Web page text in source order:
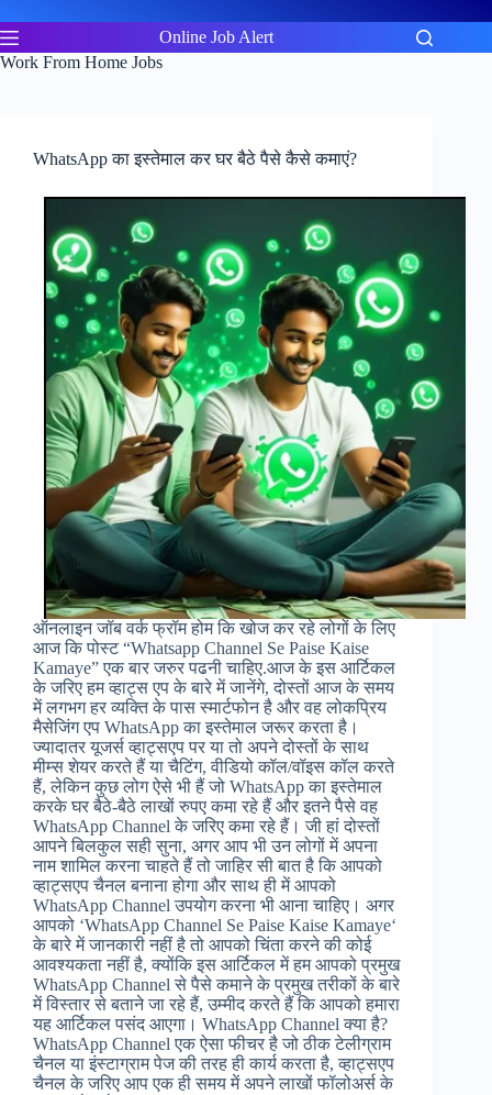
to
content
Online Job Alert
Work From Home Jobs
WhatsApp का इस्तेमाल कर घर बैठे पैसे कैसे कमाएं?
ऑनलाइन जॉब वर्क फ्रॉम होम कि खोज कर रहे लोगों के लिए
आज कि पोस्ट “Whatsapp Channel Se Paise Kaise
Kamaye” एक बार जरुर पढनी चाहिए.आज के इस आर्टिकल
के जरिए हम व्हाट्स एप के बारे में जानेंगे, दोस्तों आज के समय
में लगभग हर व्यक्ति के पास स्मार्टफोन है और वह लोकप्रिय
मैसेजिंग एप WhatsApp का इस्तेमाल जरूर करता है।
ज्यादातर यूजर्स व्हाट्सएप पर या तो अपने दोस्तों के साथ
मीम्स शेयर करते हैं या चैटिंग, वीडियो कॉल/वॉइस कॉल करते
हैं, लेकिन कुछ लोग ऐसे भी हैं जो WhatsApp का इस्तेमाल
करके घर बैठे-बैठे लाखों रुपए कमा रहे हैं और इतने पैसे वह
WhatsApp Channel के जरिए कमा रहे हैं। जी हां दोस्तों
आपने बिलकुल सही सुना, अगर आप भी उन लोगों में अपना
नाम शामिल करना चाहते हैं तो जाहिर सी बात है कि आपको
व्हाट्सएप चैनल बनाना होगा और साथ ही में आपको
WhatsApp Channel उपयोग करना भी आना चाहिए। अगर
आपको ‘WhatsApp Channel Se Paise Kaise Kamaye‘
के बारे में जानकारी नहीं है तो आपको चिंता करने की कोई
आवश्यकता नहीं है, क्योंकि इस आर्टिकल में हम आपको प्रमुख
WhatsApp Channel से पैसे कमाने के प्रमुख तरीकों के बारे
में विस्तार से बताने जा रहे हैं, उम्मीद करते हैं कि आपको हमारा
यह आर्टिकल पसंद आएगा। WhatsApp Channel क्या है?
WhatsApp Channel एक ऐसा फीचर है जो ठीक टेलीग्राम
चैनल या इंस्टाग्राम पेज की तरह ही कार्य करता है, व्हाट्सएप
चैनल के जरिए आप एक ही समय में अपने लाखों फॉलोअर्स के